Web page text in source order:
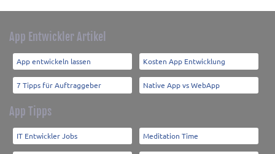
App Entwickler Artikel
App entwickeln lassen Kosten App Entwicklung
7 Tipps für Auftraggeber Native App vs WebApp
App Tipps
IT Entwickler Jobs Meditation Time